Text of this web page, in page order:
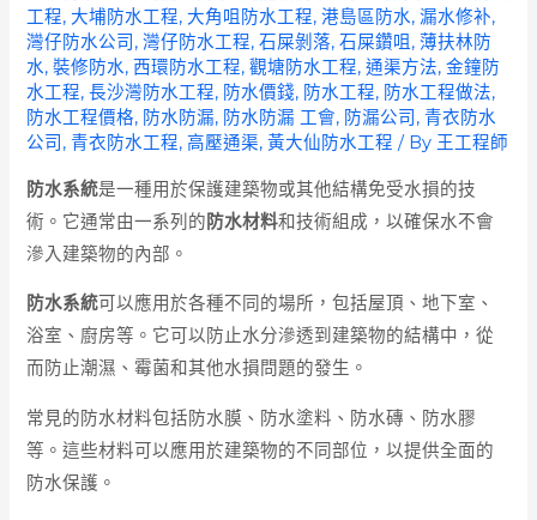
工程,大埔防水工程,大角咀防水工程,港島區防水,漏水修补,
灣仔防水公司 ,灣仔防水工程,石屎剝落,石屎鑽咀 ,薄扶林防
水,裝修防水,西環防水工程,觀塘防水工程,通渠方法,金鐘防
水工程,長沙灣防水工程, 防水價錢, 防水工程, 防水工程做法,
防水工程價格, 防水防漏, 防水防漏 工會, 防漏公司 ,青衣防水
公司 ,青衣防水工程,高壓通渠,黃大仙防水工程 / By 王工程師
防水系統是一種用於保護建築物或其他結構免受水損的技
術。它通常由一系列的防水材料和技術組成，以確保水不會
滲入建築物的內部。
防水系統可以應用於各種不同的場所，包括屋頂、地下室、
浴室、廚房等。它可以防止水分滲透到建築物的結構中，從
而防止潮濕、霉菌和其他水損問題的發生。
常見的防水材料包括防水膜、防水塗料、防水磚、防水膠
等。這些材料可以應用於建築物的不同部位，以提供全面的
防水保護。